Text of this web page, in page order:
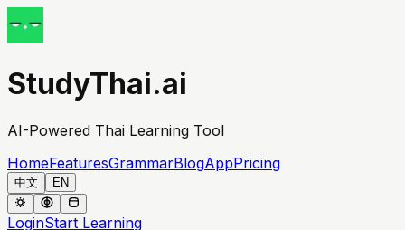
StudyThai.ai
AI-Powered Thai Learning Tool
HomeFeaturesGrammarBlogAppPricing
中文 EN
LoginStart Learning